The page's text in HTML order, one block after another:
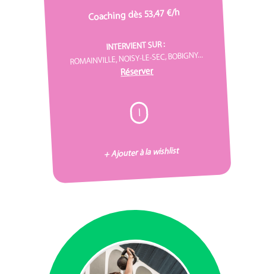
Coaching dès 53,47 €/h
INTERVIENT SUR :
ROMAINVILLE, NOISY-LE-SEC, BOBIGNY...
Réserver
I
+ Ajouter à la wishlist